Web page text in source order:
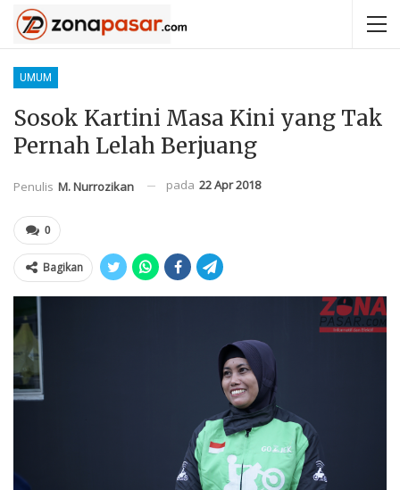
UMUM
Sosok Kartini Masa Kini yang Tak
Pernah Lelah Berjuang
Penulis M. Nurrozikan pada 22 Apr 2018
0
Bagikan